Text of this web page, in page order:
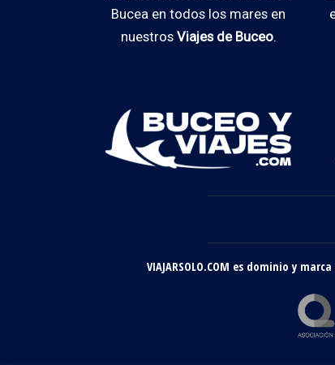
Bucea en todos los mares en
nuestros Viajes de Buceo.
VIAJARSOLO.COM es dominio y